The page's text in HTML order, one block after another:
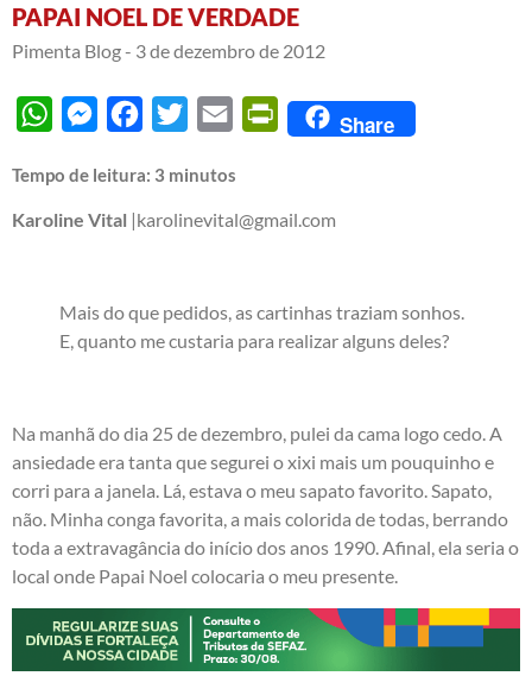
PAPAI NOEL DE VERDADE
Pimenta Blog - 3 de dezembro de 2012
WhatsAppMessengerFacebook
Twitter Email PrintFriendly
Share
Tempo de leitura: 3 minutos
Karoline Vital |karolinevital@gmail.com
Mais do que pedidos, as cartinhas traziam sonhos.
E, quanto me custaria para realizar alguns deles?
Na manhã do dia 25 de dezembro, pulei da cama logo cedo. A
ansiedade era tanta que segurei o xixi mais um pouquinho e
corri para a janela. Lá, estava o meu sapato favorito. Sapato,
não. Minha conga favorita, a mais colorida de todas, berrando
toda a extravagância do início dos anos 1990. Afinal, ela seria o
local onde Papai Noel colocaria o meu presente.